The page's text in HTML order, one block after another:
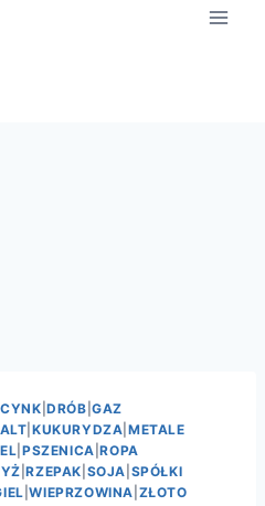
|CYNK |DRÓB |GAZ
KUKURYDZA METALE
PSZENICA |ROPA
|RZEPAK SOJA SPÓŁKI
|WIEPRZOWINA ZŁOTO